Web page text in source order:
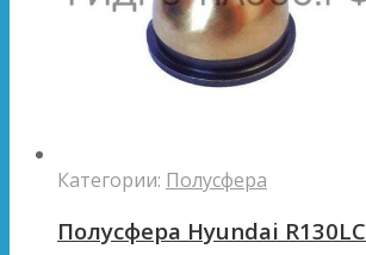
Категории: Полусфера
Полусфера Hyundai R130LC